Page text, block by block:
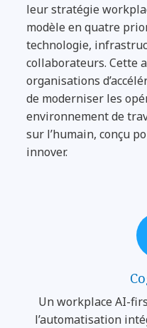
leur stratégie
modèle en quatre
technologie,
collaborateurs. Cette
organisations
de moderniser les
environnement de
sur l’humain, conçu
innover.
Un workplace AI-
l’automatisation